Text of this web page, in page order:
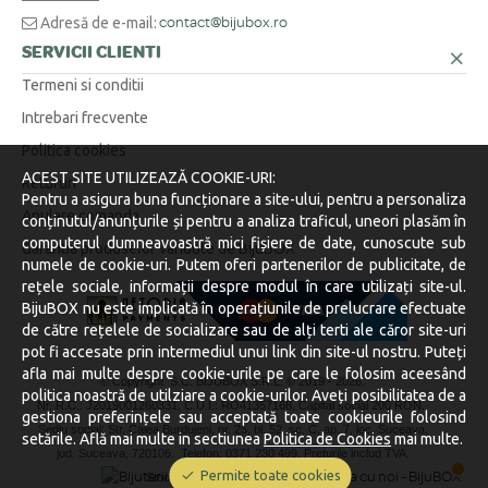
Adresă de e-mail: contact@bijubox.ro
SERVICII CLIENTI
Termeni si conditii
Intrebari frecvente
Politica cookies
Retururi
Anulare comanda
Garantia produselor vandute de BijuBOX
© Copyright S.C. BIJUBOX S.R.L. © 2019 -2026.
Nr. R.C.: J2019001260331, C.U.I.: RO41357168, Capital social 200 RON.
Sediu social: Str. Calea Burdujeni, nr. 25, bl. 52, sc. C, ap. 7, loc. Suceava,
jud. Suceava, 720106.
Telefon: 0371 230 499. Preturile includ TVA.
Stocurile sunt afișate în timp real.
Permite toate cookies
ACEST SITE UTILIZEAZĂ COOKIE-URI:
Pentru a asigura buna funcționare a site-ului, pentru a personaliza
conținutul/anunțurile și pentru a analiza traficul, uneori plasăm în
computerul dumneavoastră mici fișiere de date, cunoscute sub
numele de cookie-uri. Putem oferi partenerilor de publicitate, de
rețele sociale, informații despre modul în care utilizați site-ul.
BijuBOX nu este implicată în operațiunile de prelucrare efectuate
de către rețelele de socializare sau de alți terti ale căror site-uri
pot fi accesate prin intermediul unui link din site-ul nostru. Puteți
afla mai multe despre cookie-urile pe care le folosim aceesând
politica noastră de utilziare a cookie-urilor. Aveți posibilitatea de a
gestiona preferințele sau acceptată toate cookieurile folosind
setările. Află mai multe in sectiunea Politica de Cookiesmai multe.